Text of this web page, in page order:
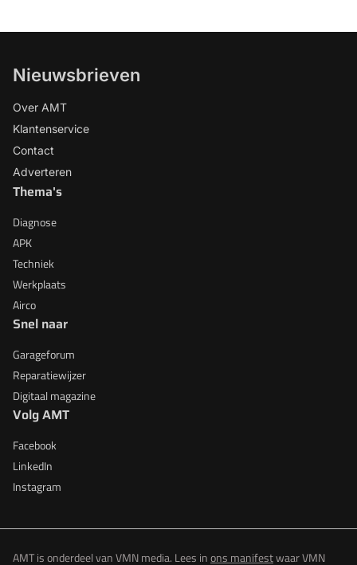
Nieuwsbrieven
Over AMT
Klantenservice
Contact
Adverteren
Thema's
Diagnose
APK
Techniek
Werkplaats
Airco
Snel naar
Garageforum
Reparatiewijzer
Digitaal magazine
Volg AMT
Facebook
LinkedIn
Instagram
AMT is onderdeel van VMN media. Lees inons manifestwaar VMN